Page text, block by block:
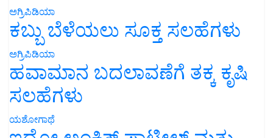
ಅಗ್ರಿಪಿಡಿಯಾ
ಕಬ್ಬು ಬೆಳೆಯಲು ಸೂಕ್ತ ಸಲಹೆಗಳು
ಅಗ್ರಿಪಿಡಿಯಾ
ಹವಾಮಾನ ಬದಲಾವಣೆಗೆ ತಕ್ಕ ಕೃಷಿ
ಸಲಹೆಗಳು
ಯಶೋಗಾಥೆ